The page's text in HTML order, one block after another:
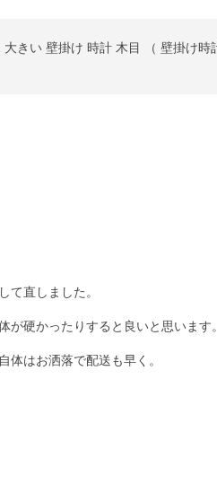
きい 壁掛け 時計 木目 （ 壁掛け時
て直しました。
硬かったりすると良いと思います。
体はお洒落で配送も早く。